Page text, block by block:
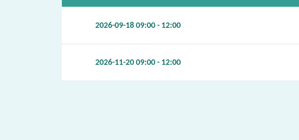
2026-09-18 09:00 - 12:00
2026-11-20 09:00 - 12:00